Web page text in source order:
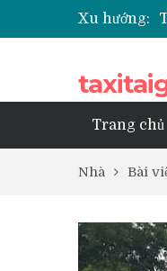
Xu hướng:
Trang chủ
Nhà Bài